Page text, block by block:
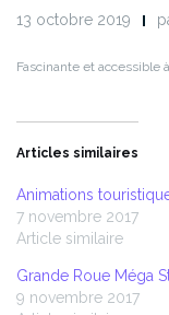
13 octobre 2019
Fascinante et accessible
Articles similaires
Animations
7 novembre 2017
Article similaire
Grande Roue Méga
9 novembre 2017